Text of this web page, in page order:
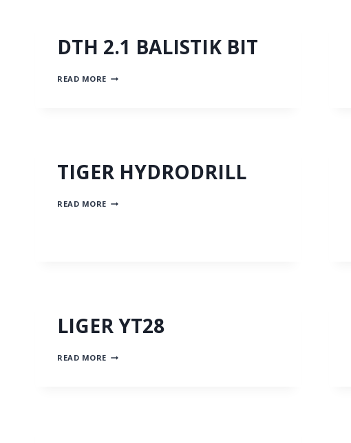
DTH 2.1 BALISTIK BIT
READ MORE DTH
TIGER HYDRODRILL
READ MORE TIGER
LIGER YT28
READ MORE LIGER